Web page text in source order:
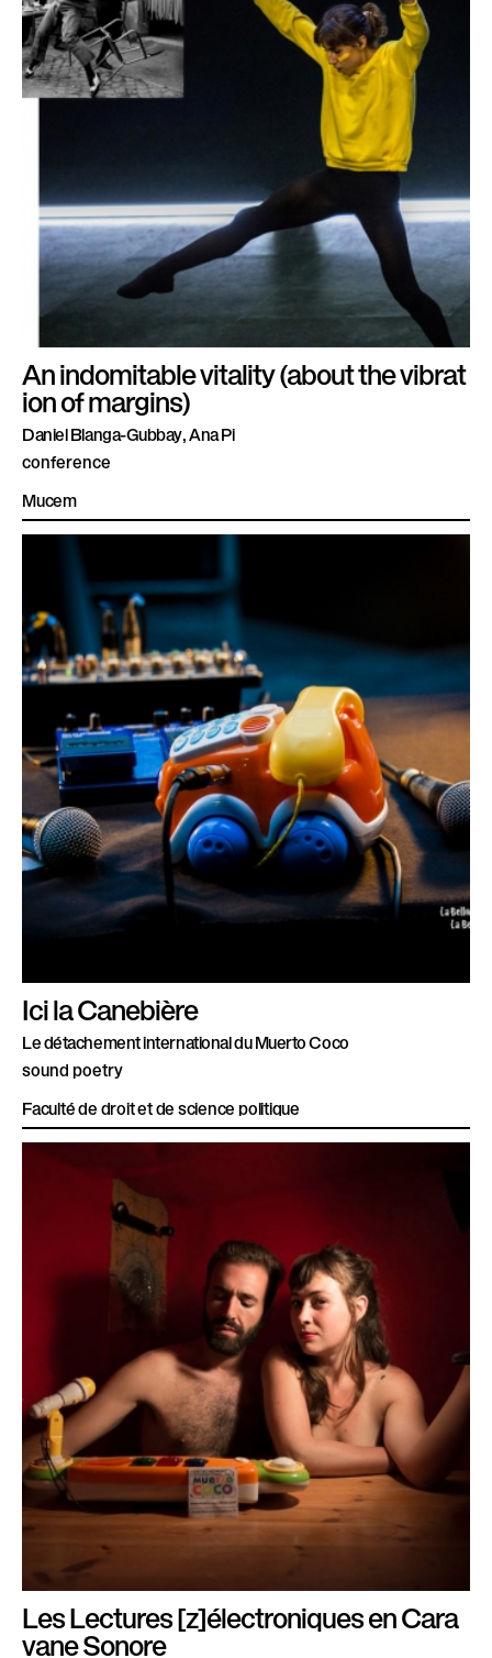
An indomitable vitality (about the vibrat
ion of margins)
Daniel Blanga-Gubbay, Ana Pi
conference
Mucem
Ici la Canebière
Le détachement international du Muerto Coco
sound poetry
Faculté de droit et de science politique
Les Lectures [z]électroniques en Cara
vane Sonore